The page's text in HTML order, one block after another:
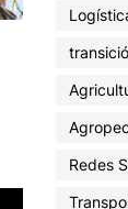
Redes